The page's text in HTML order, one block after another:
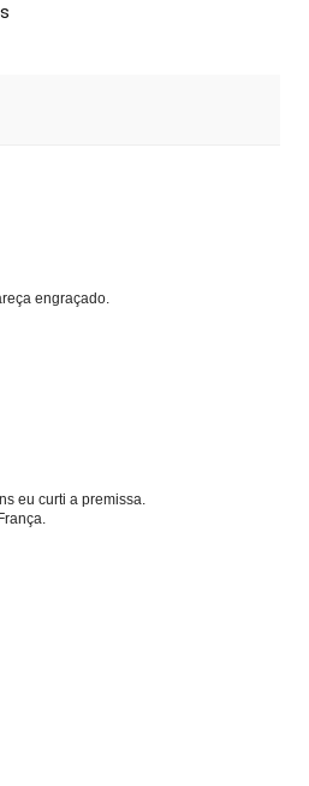
engraçado.
eu curti a premissa.